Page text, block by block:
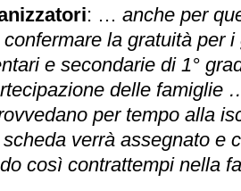
: … anche per
la gratuità per
e secondarie di 1°
delle famiglie
per tempo alla
verrà assegnato e
così contrattempi nella